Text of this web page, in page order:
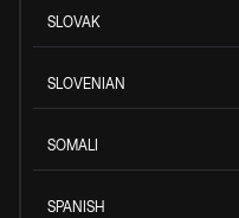
SLOVAK
SLOVENIAN
SOMALI
SPANISH